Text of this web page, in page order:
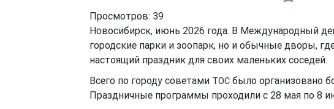
Просмотров: 39
Новосибирск, июнь 2026 года. В Международный
городские парки и зоопарк, но и обычные дворы,
настоящий праздник для своих маленьких соседей.
Всего по городу советами ТОСбыло организовано
Праздничные программы проходили с 28 мая по 8